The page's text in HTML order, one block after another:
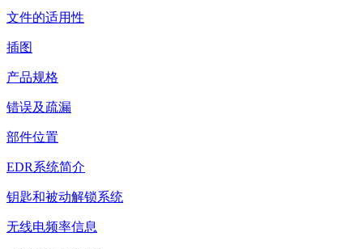
文件的适用性
插图
产品规格
错误及疏漏
部件位置
EDR系统简介
钥匙和被动解锁系统
无线电频率信息